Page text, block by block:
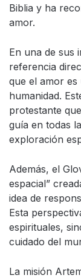
Biblia y ha
amor.
En una de sus
referencia
que el amor
humanidad.
protestante
guía en todas
exploración
Además, el
espacial”
idea de
Esta
espirituales,
cuidado del
La misión